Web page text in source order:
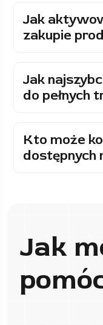
Jak
zakupie
Jak
do pełnych
Kto może
dostępnych
Jak